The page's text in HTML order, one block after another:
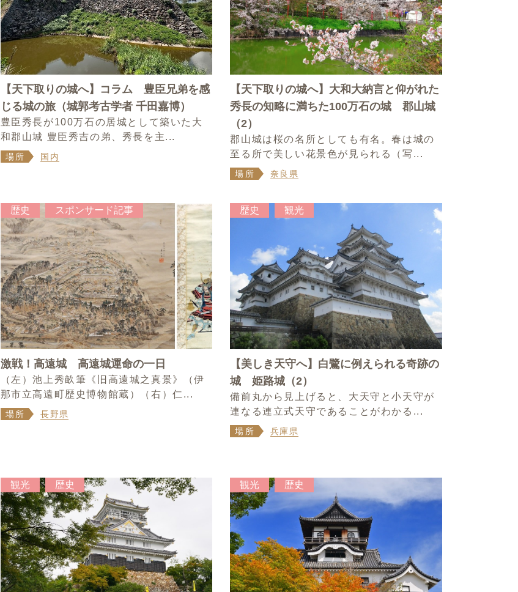
【天下取りの城へ】コラム 豊臣兄弟を感
じる城の旅（城郭考古学者 千田嘉博）
豊臣秀長が100万石の居城として築いた大
和郡山城 豊臣秀吉の弟、秀長を主...
場所 国内
【天下取りの城へ】大和大納言と仰がれた
秀長の知略に満ちた100万石の城 郡山城
（2）
郡山城は桜の名所としても有名。春は城の
至る所で美しい花景色が見られる（写...
場所 奈良県
歴史 スポンサード記事
激戦！高遠城 高遠城運命の一日
（左）池上秀畝筆《旧高遠城之真景》（伊
那市立高遠町歴史博物館蔵）（右）仁...
場所 長野県
歴史 観光
【美しき天守へ】白鷺に例えられる奇跡の
城 姫路城（2）
備前丸から見上げると、大天守と小天守が
連なる連立式天守であることがわかる...
場所 兵庫県
観光 歴史 観光 歴史